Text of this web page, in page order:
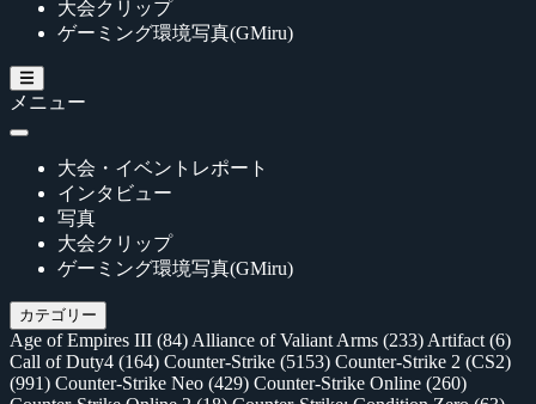
大会クリップ
ゲーミング環境写真(GMiru)
メニュー
大会・イベントレポート
インタビュー
写真
大会クリップ
ゲーミング環境写真(GMiru)
カテゴリー
Age of Empires III (84) Alliance of Valiant Arms (233) Artifact (6)
Call of Duty4 (164) Counter-Strike (5153) Counter-Strike 2 (CS2)
(991) Counter-Strike Neo (429) Counter-Strike Online (260)